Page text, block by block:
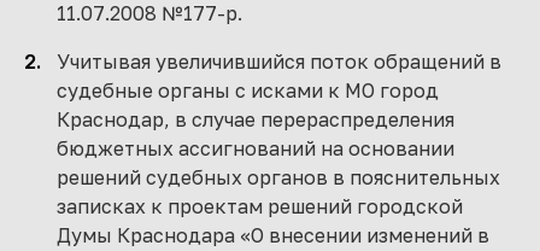
11.07.2008 №177-р.
Учитывая увеличившийся поток обращений в
судебные органы с исками к МО город
Краснодар, в случае перераспределения
бюджетных ассигнований на основании
решений судебных органов в пояснительных
записках к проектам решений городской
Думы Краснодара «О внесении изменений в